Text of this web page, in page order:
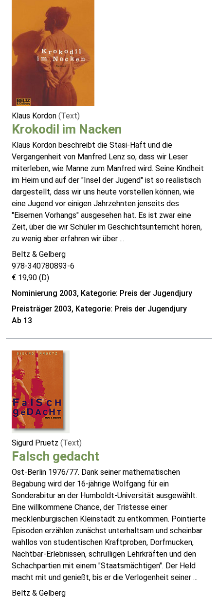
Klaus Kordon (Text)
Krokodil im Nacken
Klaus Kordon beschreibt die Stasi-Haft und die
Vergangenheit von Manfred Lenz so, dass wir Leser
miterleben, wie Manne zum Manfred wird. Seine Kindheit
im Heim und auf der "Insel der Jugend" ist so realistisch
dargestellt, dass wir uns heute vorstellen können, wie
eine Jugend vor einigen Jahrzehnten jenseits des
"Eisernen Vorhangs" ausgesehen hat. Es ist zwar eine
Zeit, über die wir Schüler im Geschichtsunterricht hören,
zu wenig aber erfahren wir über ...
Beltz & Gelberg
978-340780893-6
€ 19,90 (D)
Nominierung 2003, Kategorie: Preis der Jugendjury
Preisträger 2003, Kategorie: Preis der Jugendjury
Ab 13
Sigurd Pruetz (Text)
Falsch gedacht
Ost-Berlin 1976/77. Dank seiner mathematischen
Begabung wird der 16-jährige Wolfgang für ein
Sonderabitur an der Humboldt-Universität ausgewählt.
Eine willkommene Chance, der Tristesse einer
mecklenburgischen Kleinstadt zu entkommen. Pointierte
Episoden erzählen zunächst unterhaltsam und scheinbar
wahllos von studentischen Kraftproben, Dorfmucken,
Nachtbar-Erlebnissen, schrulligen Lehrkräften und den
Schachpartien mit einem "Staatsmächtigen". Der Held
macht mit und genießt, bis er die Verlogenheit seiner ...
Beltz & Gelberg